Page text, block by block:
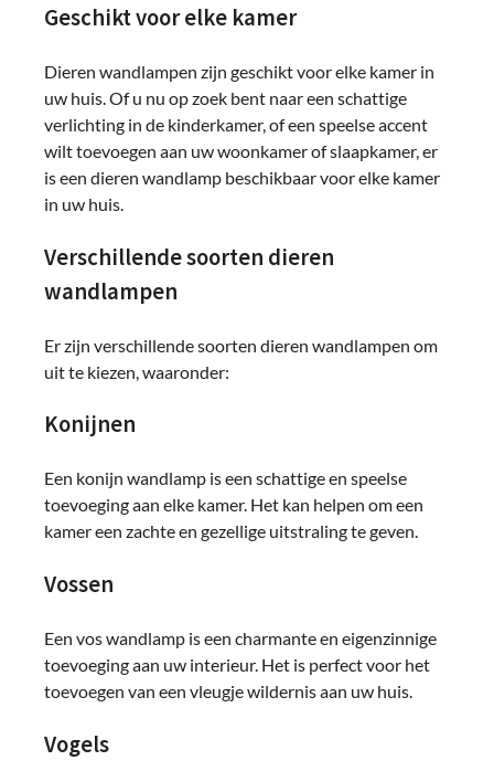
Geschikt voor elke kamer
Dieren wandlampen zijn geschikt voor elke kamer in
uw huis. Of u nu op zoek bent naar een schattige
verlichting in de kinderkamer, of een speelse accent
wilt toevoegen aan uw woonkamer of slaapkamer, er
is een dieren wandlamp beschikbaar voor elke kamer
in uw huis.
Verschillende soorten dieren
wandlampen
Er zijn verschillende soorten dieren wandlampen om
uit te kiezen, waaronder:
Konijnen
Een konijn wandlamp is een schattige en speelse
toevoeging aan elke kamer. Het kan helpen om een ​​
kamer een zachte en gezellige uitstraling te geven.
Vossen
Een vos wandlamp is een charmante en eigenzinnige
toevoeging aan uw interieur. Het is perfect voor het
toevoegen van een vleugje wildernis aan uw huis.
Vogels